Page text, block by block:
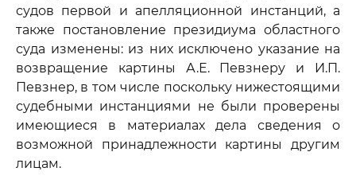
судов первой и апелляционной инстанций, а
также постановление президиума областного
суда изменены: из них исключено указание на
возвращение картины А.Е. Певзнеру и И.П.
Певзнер, в том числе поскольку нижестоящими
судебными инстанциями не были проверены
имеющиеся в материалах дела сведения о
возможной принадлежности картины другим
лицам.